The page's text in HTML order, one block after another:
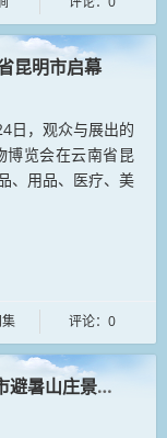
昆明市启幕
，观众与展出的
博览会在云南省昆
、用品、医疗、美
...
评论：0
暑山庄景区赏景